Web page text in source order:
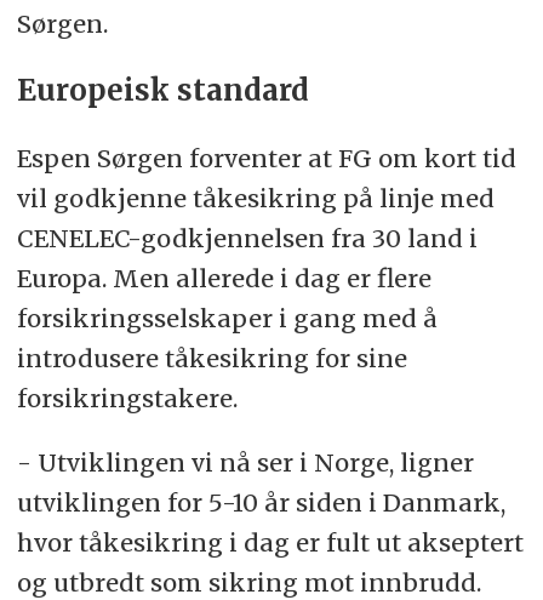
Sørgen.
Europeisk standard
Espen Sørgen forventer at FG om kort tid
vil godkjenne tåkesikring på linje med
CENELEC-godkjennelsen fra 30 land i
Europa. Men allerede i dag er flere
forsikringsselskaper i gang med å
introdusere tåkesikring for sine
forsikringstakere.
- Utviklingen vi nå ser i Norge, ligner
utviklingen for 5-10 år siden i Danmark,
hvor tåkesikring i dag er fult ut akseptert
og utbredt som sikring mot innbrudd.